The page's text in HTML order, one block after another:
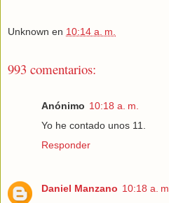
Unknown en 10:14 a. m.
993 comentarios:
Anónimo 10:18 a. m.
Yo he contado unos 11.
Responder
Daniel Manzano 10:18 a. m.